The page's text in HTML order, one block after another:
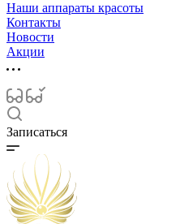
Наши аппараты красоты
Контакты
Новости
Акции
Записаться